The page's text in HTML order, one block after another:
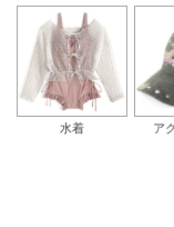
水着 ア